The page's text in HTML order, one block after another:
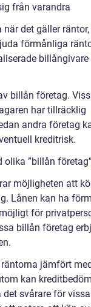
från varandra
det gäller
förmånliga
billångivare
billån företag.
har tillräcklig
andra företag
kreditrisk.
olika ”billån
möjligheten att
Lånen kan ha
för
billån företag
jämfört
kan
svårare för vissa